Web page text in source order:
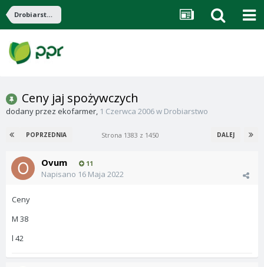
Drobiarstwo
Ceny jaj spożywczych
dodany przez ekofarmer, 1 Czerwca 2006w Drobiarstwo
POPRZEDNIA DALEJ
Strona 1383 z 1450
Ovum 11
Napisano 16 Maja 2022
Ceny
M 38
l 42